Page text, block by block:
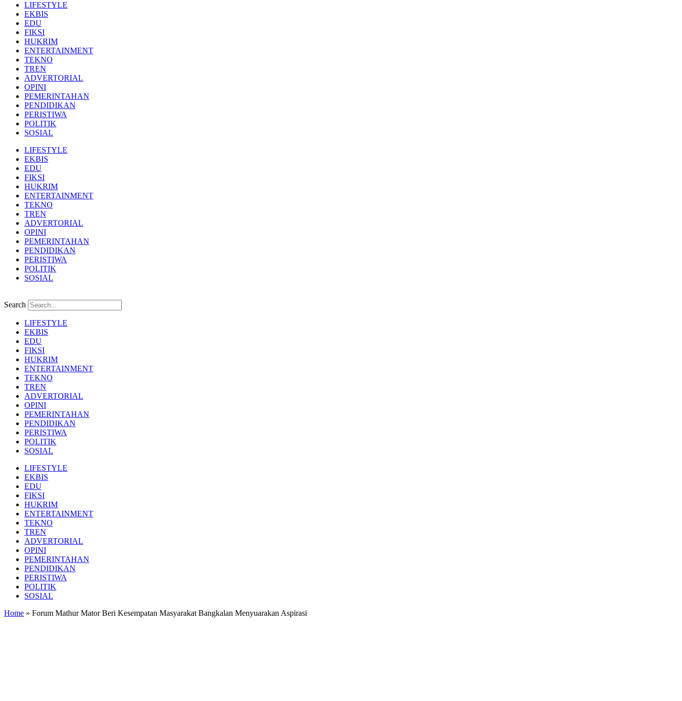
LIFESTYLE
EKBIS
EDU
FIKSI
HUKRIM
ENTERTAINMENT
TEKNO
TREN
ADVERTORIAL
OPINI
PEMERINTAHAN
PENDIDIKAN
PERISTIWA
POLITIK
SOSIAL
LIFESTYLE
EKBIS
EDU
FIKSI
HUKRIM
ENTERTAINMENT
TEKNO
TREN
ADVERTORIAL
OPINI
PEMERINTAHAN
PENDIDIKAN
PERISTIWA
POLITIK
SOSIAL
Search
LIFESTYLE
EKBIS
EDU
FIKSI
HUKRIM
ENTERTAINMENT
TEKNO
TREN
ADVERTORIAL
OPINI
PEMERINTAHAN
PENDIDIKAN
PERISTIWA
POLITIK
SOSIAL
LIFESTYLE
EKBIS
EDU
FIKSI
HUKRIM
ENTERTAINMENT
TEKNO
TREN
ADVERTORIAL
OPINI
PEMERINTAHAN
PENDIDIKAN
PERISTIWA
POLITIK
SOSIAL
Home » Forum Mathur Mator Beri Kesempatan Masyarakat Bangkalan Menyuarakan Aspirasi